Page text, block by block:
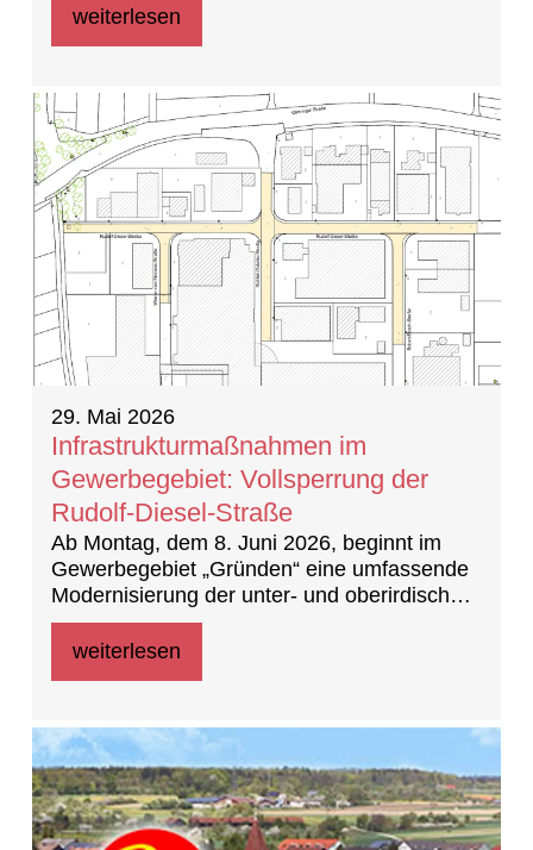
weiterlesen
29. Mai 2026
Infrastrukturmaßnahmen im
Gewerbegebiet: Vollsperrung der
Rudolf-Diesel-Straße
Ab Montag, dem 8. Juni 2026, beginnt im
Gewerbegebiet „Gründen“ eine umfassende
Modernisierung der unter- und oberirdischen
Infrastruktur.
weiterlesen